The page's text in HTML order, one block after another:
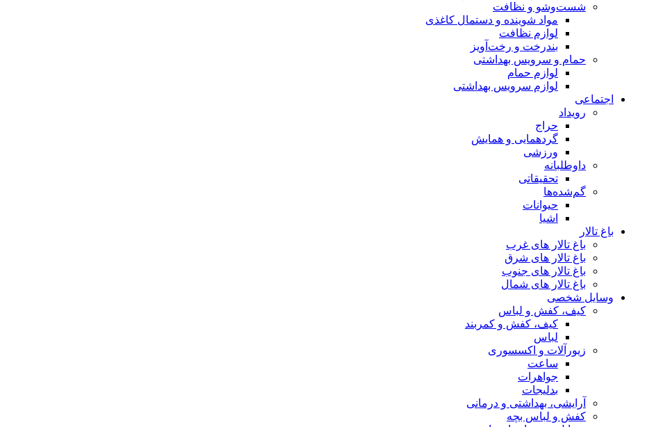
شست‌وشو و نظافت
مواد شوینده و دستمال کاغذی
لوازم نظافت
بندرخت و رخت‌آویز
حمام و سرویس بهداشتی
لوازم حمام
لوازم سرویس بهداشتی
اجتماعی
رویداد
حراج
گردهمایی و همایش
ورزشی
داوطلبانه
تحقیقاتی
گم‌شده‌ها
حیوانات
اشیا
باغ تالار
باغ تالار های غرب
باغ تالار های شرق
باغ تالار های جنوب
باغ تالار های شمال
وسایل شخصی
کیف، کفش و لباس
کیف، کفش و کمربند
لباس
زیورآلات و اکسسوری
ساعت
جواهرات
بدلیجات
آرایشی، بهداشتی و درمانی
کفش و لباس بچه